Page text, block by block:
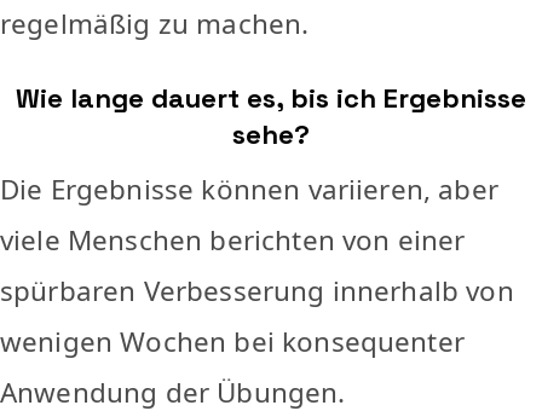
regelmäßig zu machen.
Wie lange dauert es, bis ich Ergebnisse
sehe?
Die Ergebnisse können variieren, aber
viele Menschen berichten von einer
spürbaren Verbesserung innerhalb von
wenigen Wochen bei konsequenter
Anwendung der Übungen.